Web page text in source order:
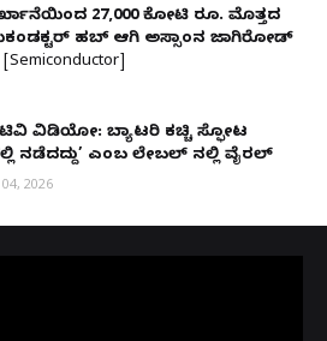
27,000 ಕೋಟಿ ರೂ. ಮೊತ್ತದ
ಹಬ್ ಆಗಿ ಅಸ್ಸಾಂನ ಜಾಗಿರೋಡ್
ವಿಡಿಯೋ: ಬ್ಯಾಟರಿ ಕಚ್ಚಿ ಸ್ಫೋಟ
ನಡೆದದ್ದು’ ಎಂಬ ಲೇಬಲ್ ನಲ್ಲಿ ವೈರಲ್
2026